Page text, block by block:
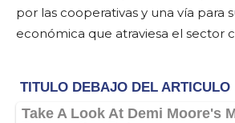
por las cooperativas y una vía para
económica que atraviesa el sector